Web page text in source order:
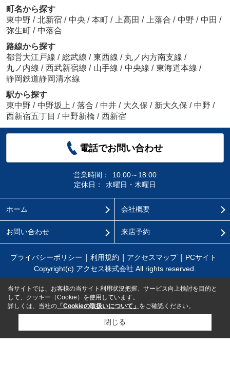
町名から探す
東中野 / 北新宿 / 中央 / 本町 / 上高田 / 上落合 / 中野 / 中田 /
弥生町 / 中落合
路線から探す
都営大江戸線 / 総武線 / 東西線 / 丸ノ内方南支線 /
丸ノ内線 / 西武新宿線 / 山手線 / 中央線 / 東海道本線 /
静岡鉄道静岡清水線
駅から探す
東中野 / 中野坂上 / 落合 / 中井 / 大久保 / 新大久保 / 中野 /
西新宿五丁目 / 中野新橋 / 西新宿
電話でお問い合わせ
営業時間：
10:00～18:00
定休日：
水曜日・木曜日
ホーム 会社概要
お問い合わせ 来店予約
プライバシーポリシー 利用規約 アクセスマップ
PCサイト
Copyright(c) アクセス株式会社 All rights reserved.
当サイトでは、お客様の当サイト利用状況把握、サービス向上検討を目的と
して、クッキー（Cookie）を使用しています。
詳しくは、当社の 「Cookieの取扱いについて」 をご確認ください。
閉じる